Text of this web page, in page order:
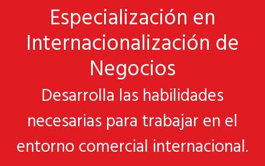
Especialización en
Internacionalización de
Negocios
Desarrolla las habilidades
necesarias para trabajar en el
entorno comercial internacional.